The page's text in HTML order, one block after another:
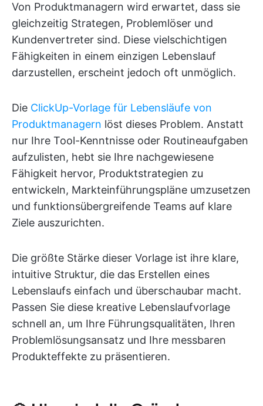
Von Produktmanagern wird erwartet, dass sie
gleichzeitig Strategen, Problemlöser und
Kundenvertreter sind. Diese vielschichtigen
Fähigkeiten in einem einzigen Lebenslauf
darzustellen, erscheint jedoch oft unmöglich.
Die ClickUp-Vorlage für Lebensläufe von
Produktmanagern löst dieses Problem. Anstatt
nur Ihre Tool-Kenntnisse oder Routineaufgaben
aufzulisten, hebt sie Ihre nachgewiesene
Fähigkeit hervor, Produktstrategien zu
entwickeln, Markteinführungspläne umzusetzen
und funktionsübergreifende Teams auf klare
Ziele auszurichten.
Die größte Stärke dieser Vorlage ist ihre klare,
intuitive Struktur, die das Erstellen eines
Lebenslaufs einfach und überschaubar macht.
Passen Sie diese kreative Lebenslaufvorlage
schnell an, um Ihre Führungsqualitäten, Ihren
Problemlösungsansatz und Ihre messbaren
Produkteffekte zu präsentieren.